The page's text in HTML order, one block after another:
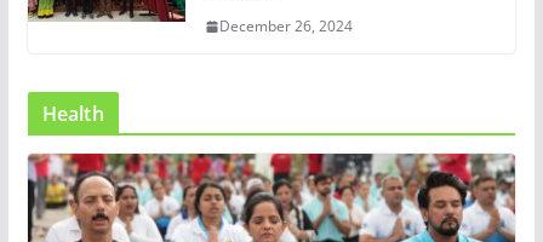
December 26, 2024
Health